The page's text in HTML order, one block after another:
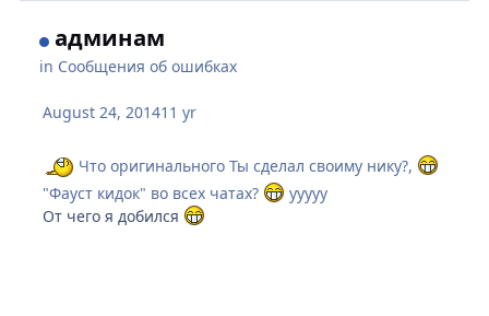
админам
in Сообщения об ошибках
August 24, 201411 yr
Что оригинального Ты сделал своиму нику?,
"Фауст кидок" во всех чатах?
ууууу
От чего я добился